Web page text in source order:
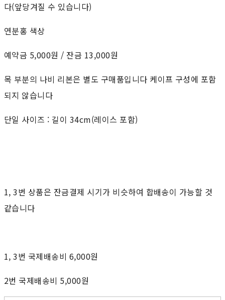
다(앞당겨질 수 있습니다)
연분홍 색상
예약금 5,000원 / 잔금 13,000원
목 부분의 나비 리본은 별도 구매품입니다 케이프 구성에 포함
되지 않습니다
단일 사이즈 : 길이 34cm(레이스 포함)
1, 3번 상품은 잔금결제 시기가 비슷하여 합배송이 가능할 것
같습니다
1, 3번 국제배송비 6,000원
2번 국제배송비 5,000원